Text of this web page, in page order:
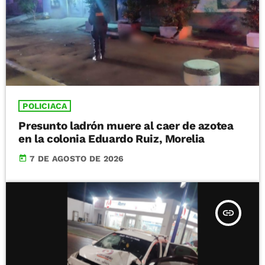
POLICIACA
Presunto ladrón muere al caer de azotea
en la colonia Eduardo Ruiz, Morelia
today 7 DE AGOSTO DE 2026
insert_link